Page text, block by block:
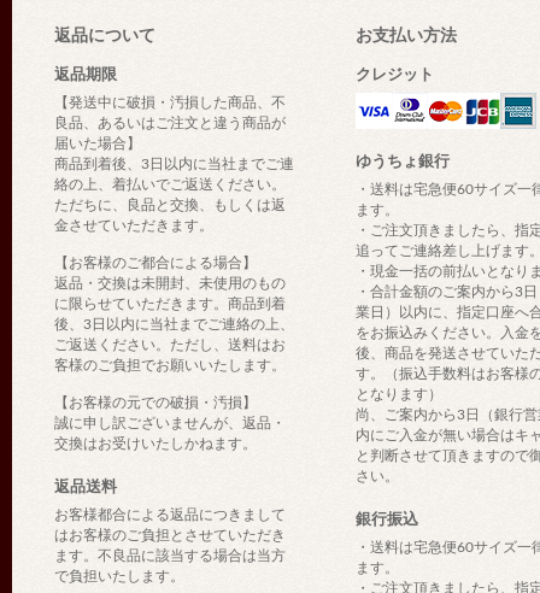
返品について
返品期限
【発送中に破損・汚損した商品、不
良品、あるいはご注文と違う商品が
届いた場合】
商品到着後、3日以内に当社までご連
絡の上、着払いでご返送ください。
ただちに、良品と交換、もしくは返
金させていただきます。
【お客様のご都合による場合】
返品・交換は未開封、未使用のもの
に限らせていただきます。商品到着
後、3日以内に当社までご連絡の上、
ご返送ください。ただし、送料はお
客様のご負担でお願いいたします。
【お客様の元での破損・汚損】
誠に申し訳ございませんが、返品・
交換はお受けいたしかねます。
返品送料
お客様都合による返品につきまして
はお客様のご負担とさせていただき
ます。不良品に該当する場合は当方
で負担いたします。
お支払い方法
クレジット
ゆうちょ銀行
・送料は宅急便60サイズ一
ます。
・ご注文頂きましたら、指
追ってご連絡差し上げます
・現金一括の前払いとなり
・合計金額のご案内から3
業日）以内に、指定口座へ
をお振込みください。入金
後、商品を発送させていた
す。（振込手数料はお客様
となります）
尚、ご案内から3日（銀行
内にご入金が無い場合はキ
と判断させて頂きますので
さい。
銀行振込
・送料は宅急便60サイズ一
ます。
・ご注文頂きましたら、指